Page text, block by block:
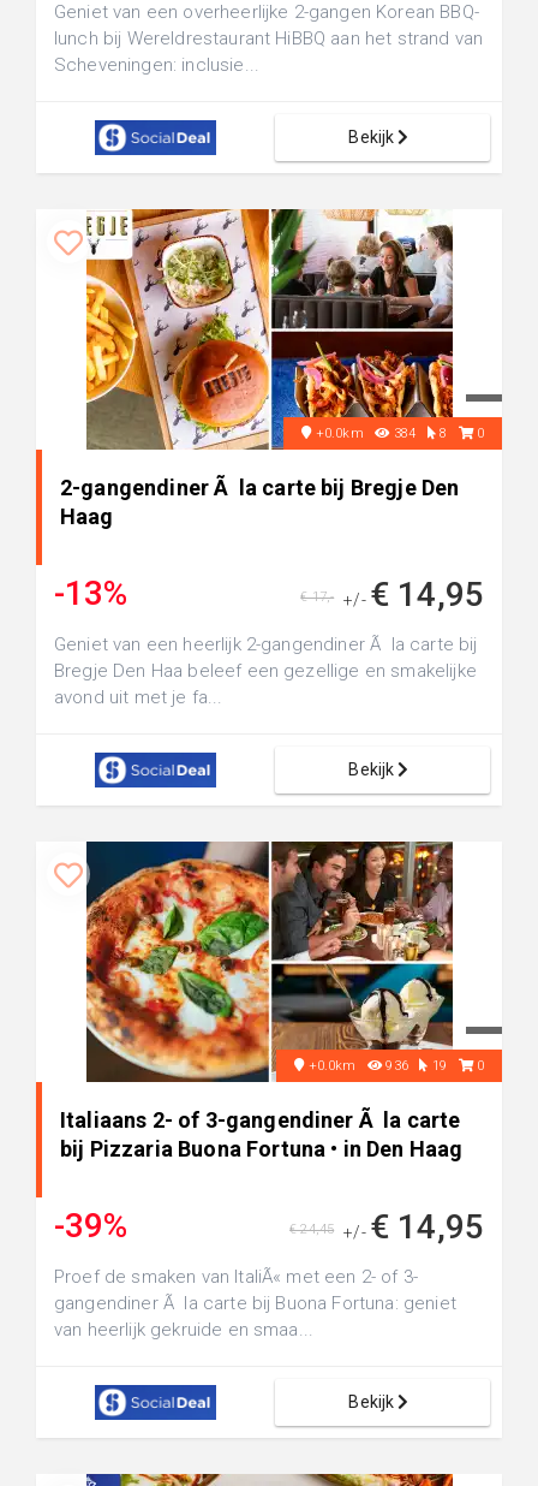
Geniet van een overheerlijke 2-gangen Korean BBQ-
lunch bij Wereldrestaurant HiBBQ aan het strand van
Scheveningen: inclusie...
Bekijk
+0.0km 384 8 0
2-gangendiner Ã la carte bij Bregje Den
Haag
-13% +/- € 14,95
€ 17,-
Geniet van een heerlijk 2-gangendiner Ã la carte bij
Bregje Den Haa beleef een gezellige en smakelijke
avond uit met je fa...
Bekijk
+0.0km 936 19 0
Italiaans 2- of 3-gangendiner Ã la carte
bij Pizzaria Buona Fortuna • in Den Haag
-39% +/- € 14,95
€ 24,45
Proef de smaken van ItaliÃ« met een 2- of 3-
gangendiner Ã la carte bij Buona Fortuna: geniet
van heerlijk gekruide en smaa...
Bekijk